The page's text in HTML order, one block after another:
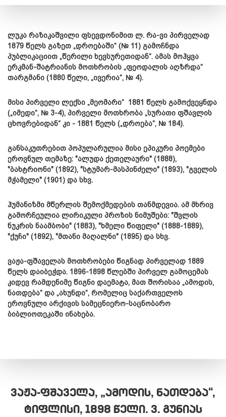
ლუკა რაზიკაშვილი ფსევდონიმით ლ. რა-ვი პირველად
1879 წელს გაზეთ „დროებაში“ (№ 11) გამოჩნდა
პუბლიკაციით „წერილი ხევსურეთიდან“. ამას მოჰყვა
ერკმან-შატრიანის მოთხრობის „ფეოდალის აღზრდა“
თარგმანი (1880 წელი, „ივერია“, № 4).
მისი პირველი ლექსი „მეომარი“ 1881 წელს გამოქვეყნდა
(„იმედი“, № 3-4), პირველი მოთხრობა „სურათი ფშავლის
ცხოვრებიდან“ კი - 1881 წელს („დროება“, № 184).
განსაკუთრებით პოპულარულია მისი ეპიკური პოემები
ეროვნულ თემაზე: "ალუდა ქეთელაური" (1888),
"ბახტრიონი" (1892), "სტუმარ-მასპინძელი" (1893), "გველის
მჭამელი" (1901) და სხვ.
ჰუმანიზმი მწერლის შემოქმედების თანმდევია. ამ მხრივ
გამორჩეულია ლირიკული პროზის ნიმუშები: "შვლის
ნუკრის ნაამბობი" (1883), "ხმელი წიფელი" (1888-1889),
"ქუჩი" (1892), "მთანი მაღალნი" (1895) და სხვ.
ვაჟა-ფშაველას მოთხრობები წიგნად პირველად 1889
წელს დაიბეჭდა. 1896-1898 წლებში პირველ გამოცემას
კიდევ რამდენიმე წიგნი დაემატა, მათ შორისაა „ამოდის,
ნათდება“ და „ახუნდი“, რომელიც საქართველოს
ეროვნული არქივის სამეცნიერო-საცნობარო
ბიბლიოთეკაში ინახება.
ᲕᲐᲟᲐ-ᲤᲨᲐᲕᲔᲚᲐ, „ᲐᲛᲝᲓᲘᲡ, ᲜᲐᲗᲓᲔᲑᲐ“,
ᲢᲘᲤᲚᲘᲡᲘ, 1898 ᲬᲔᲚᲘ. Ვ. ᲒᲣᲜᲘᲐᲡ